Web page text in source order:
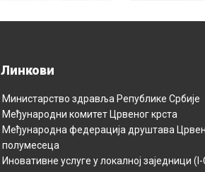
Линкови
Министарство здравља Републикe Србијe
Међународни комитет Црвеног крста
Међународна федерација друштава
полумесецa
Иновативне услуге у локалној заједници (I-